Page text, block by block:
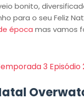
bonito,
para o seu Feliz
época mas vamos
3 Episódio